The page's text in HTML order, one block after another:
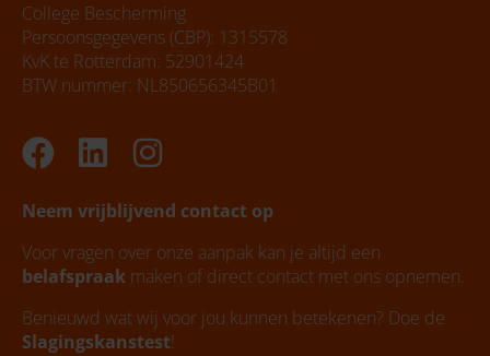
College Bescherming
Persoonsgegevens (CBP): 1315578
KvK te Rotterdam: 52901424
BTW nummer: NL850656345B01
Facebook
LinkedinInstagram
Neem vrijblijvend contact op
Voor vragen over onze aanpak kan je altijd een
belafspraak maken of direct contact met ons opnemen.
Benieuwd wat wij voor jou kunnen betekenen? Doe de
Slagingskanstest!